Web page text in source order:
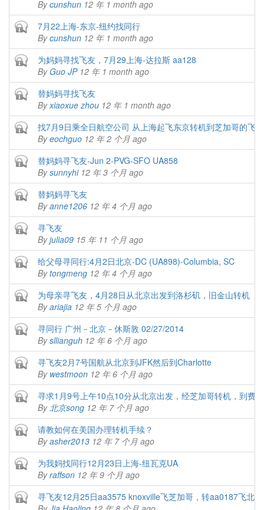
Bycunshun 12 年 1 month ago
Closed topic7月22上海-东京-纽约找同行
Bycunshun 12 年 1 month ago
Closed topic为妈妈寻找飞友，7月29上海-达拉斯 aa128
ByGuo JP12 年 1 month ago
Closed topic替妈妈寻找飞友
Byxiaoxue zhou 12 年 1 month ago
Closed topic找7月9日乘全日航空公司 从上海起飞东京转机到芝加哥的飞友
Byeochguo 12 年 2 个月 ago
Closed topic替妈妈寻飞友-Jun 2-PVG-SFO UA858
Bysunnyhi12 年 3 个月 ago
Closed topic替妈妈寻飞友
Byanne1206 12 年 4 个月 ago
Closed topic
寻飞友
Byjulia09 15 年 11 个月 ago
Closed topic给父母寻同行:4月2日北京-DC (UA898)-Columbia, SC
Bytongmeng 12 年 4 个月 ago
Closed topic为母亲寻飞友，4月28日从北京出发到洛杉矶，旧金山转机
Byariajia 12 年 5 个月 ago
Closed topic寻同行 广州－北京－休斯敦 02/27/2014
Bysllianguh 12 年 6 个月 ago
Closed topic寻飞友2月7号国航从北京到JFK然后到Charlotte
By westmoon 12 年 6 个月 ago
Closed topic寻求1月9号上午10点10分从北京出发，经芝加哥转机，到费
By北京song 12 年 7 个月 ago
Closed topic请教如何在美国办理转机手续？
Byasher2013 12 年 7 个月 ago
Closed topic为我妈找同行12月23日上海-纽瓦克UA
Byraffson 12 年 9 个月 ago
Closed topic寻飞友12月25日aa3575 knoxville飞芝加哥，转aa0187飞北京